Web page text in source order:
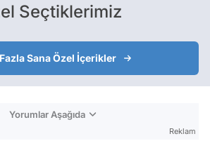
Seçtiklerimiz
Sana Özel İçerikler
Yorumlar Aşağıda
Reklam